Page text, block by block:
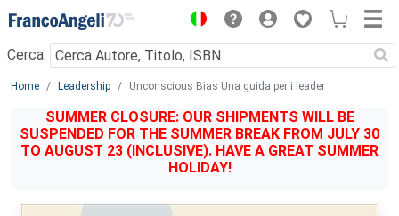
Menu
Cerca:
Main content
Home Leadership Unconscious Bias Una guida per i leader
SUMMER CLOSURE: OUR SHIPMENTS WILL BE
SUSPENDED FOR THE SUMMER BREAK FROM JULY 30
TO AUGUST 23 (INCLUSIVE). HAVE A GREAT SUMMER
HOLIDAY!